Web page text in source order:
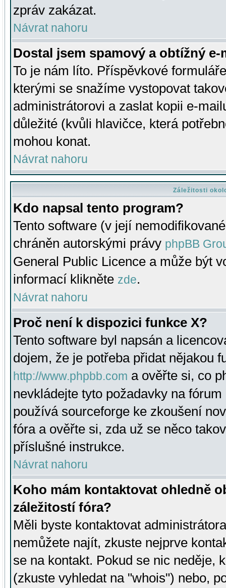
zpráv zakázat.
Návrat nahoru
Dostal jsem spamový a obtížný
To je nám líto. Příspěvkové
kterými se snažíme vystopovat
administrátorovi a zaslat kopii e-
důležité (kvůli hlavičce, která
mohou konat.
Návrat nahoru
Záležitosti
Kdo napsal tento program?
Tento software (v její
chráněn autorskými právy phpBB
General Public Licence a může být
informací klikněte zde.
Návrat nahoru
Proč není k dispozici funkce X?
Tento software byl napsán a
dojem, že je potřeba přidat nějakou
http://www.phpbb.com a ověřte si, co
nevkládejte tyto požadavky na
používá sourceforge ke zkoušení
fóra a ověřte si, zda už se něco
příslušné instrukce.
Návrat nahoru
Koho mám kontaktovat ohledně
záležitostí fóra?
Měli byste kontaktovat
nemůžete najít, zkuste nejprve
se na kontakt. Pokud se nic neděje,
(zkuste vyhledat na "whois") nebo,